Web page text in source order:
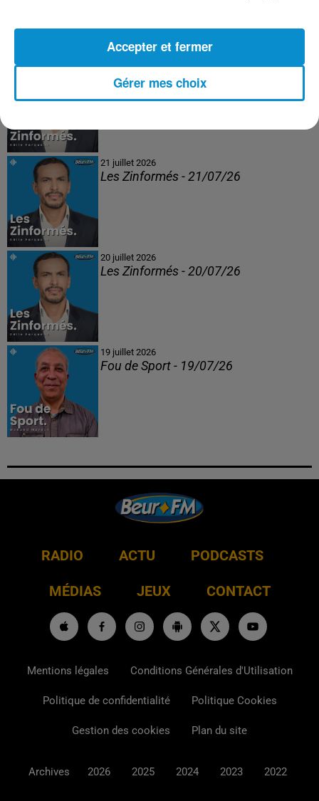
22 juillet 2026
Les Zinformés - 22/07/26
21 juillet 2026
Les Zinformés - 21/07/26
20 juillet 2026
Les Zinformés - 20/07/26
19 juillet 2026
Fou de Sport - 19/07/26
RADIO ACTU PODCASTS
MÉDIAS JEUX CONTACT
Mentions légales Conditions Générales d'Utilisation
Politique de confidentialité Politique Cookies
Gestion des cookies Plan du site
Archives 2026 2025 2024 2023 2022
Gérer mes choix
Accepter et fermer